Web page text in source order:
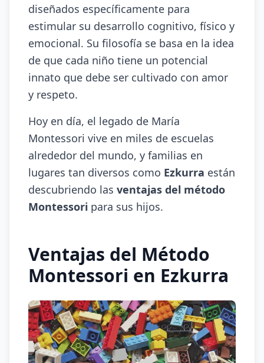
diseñados específicamente para
estimular su desarrollo cognitivo, físico y
emocional. Su filosofía se basa en la idea
de que cada niño tiene un potencial
innato que debe ser cultivado con amor
y respeto.
Hoy en día, el legado de María
Montessori vive en miles de escuelas
alrededor del mundo, y familias en
lugares tan diversos como Ezkurra están
descubriendo las ventajas del método
Montessori para sus hijos.
Ventajas del Método
Montessori en Ezkurra